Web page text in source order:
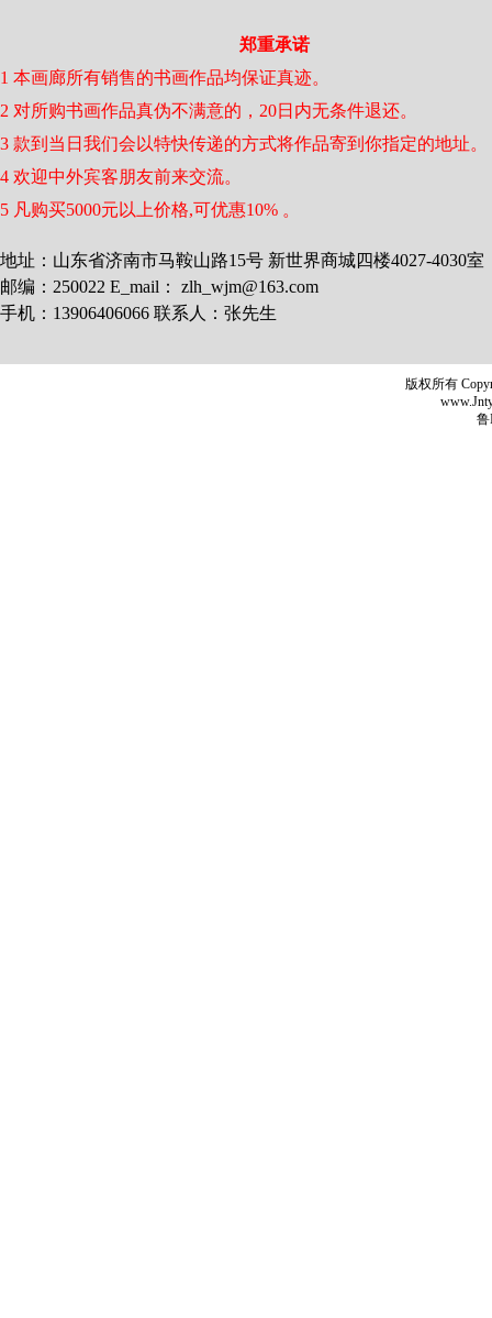
郑重承诺
1 本画廊所有销售的书画作品均保证真迹。
2 对所购书画作品真伪不满意的，20日内无条件退还。
3 款到当日我们会以特快传递的方式将作品寄到你指定的地址。
4 欢迎中外宾客朋友前来交流。
5 凡购买5000元以上价格,可优惠10% 。
地址：山东省济南市马鞍山路15号 新世界商城四楼4027-4030室
邮编：250022 E_mail： zlh_wjm@163.com
手机：13906406066 联系人：张先生
版权所有
鲁